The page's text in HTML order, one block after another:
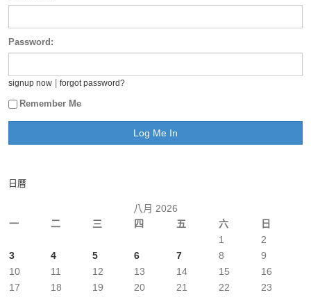
Password:
signup now forgot password?
Remember Me
日曆
八月 2026
一
二 三 四 五 六 日
1
2
3
4 5 6 7 8
9
10
11 12 13 14 15
16
17
18 19 20 21 22
23